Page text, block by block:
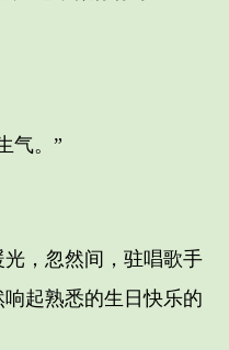
气。”
，忽然间，驻唱歌手
起熟悉的生日快乐的